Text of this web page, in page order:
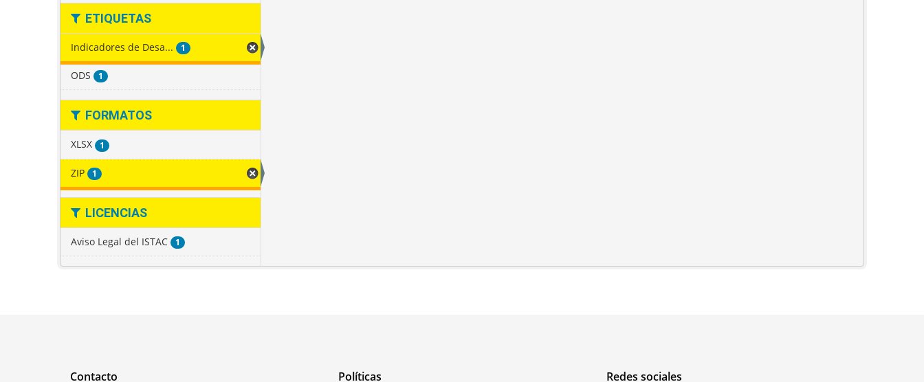
ETIQUETAS
Indicadores de Desa... 1
ODS 1
FORMATOS
XLSX 1
ZIP 1
LICENCIAS
Aviso Legal del ISTAC 1
Contacto Políticas Redes sociales